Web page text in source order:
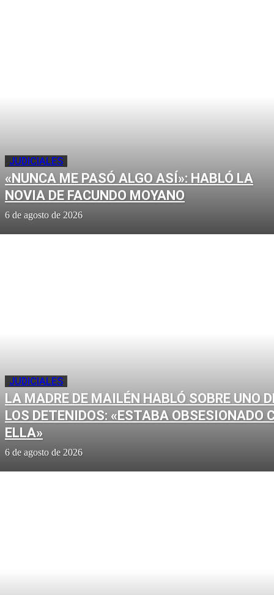
JUDICIALES
«NUNCA ME PASÓ ALGO ASÍ»: HABLÓ LA
NOVIA DE FACUNDO MOYANO
6 de agosto de 2026
JUDICIALES
LA MADRE DE MAILÉN HABLÓ SOBRE UNO
LOS DETENIDOS: «ESTABA OBSESIONADO
ELLA»
6 de agosto de 2026